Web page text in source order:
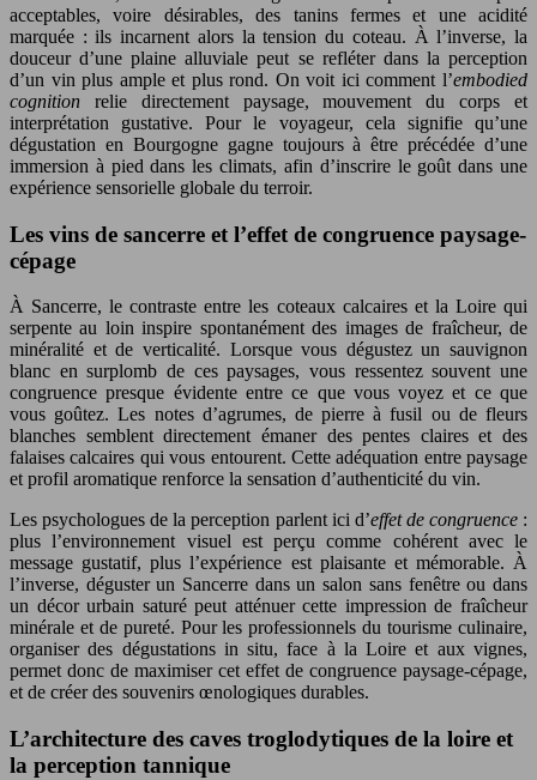
acceptables, voire désirables, des tanins fermes et une acidité
marquée : ils incarnent alors la tension du coteau. À l’inverse, la
douceur d’une plaine alluviale peut se refléter dans la perception
d’un vin plus ample et plus rond. On voit ici comment l’embodied
cognition relie directement paysage, mouvement du corps et
interprétation gustative. Pour le voyageur, cela signifie qu’une
dégustation en Bourgogne gagne toujours à être précédée d’une
immersion à pied dans les climats, afin d’inscrire le goût dans une
expérience sensorielle globale du terroir.
Les vins de sancerre et l’effet de congruence paysage-
cépage
À Sancerre, le contraste entre les coteaux calcaires et la Loire qui
serpente au loin inspire spontanément des images de fraîcheur, de
minéralité et de verticalité. Lorsque vous dégustez un sauvignon
blanc en surplomb de ces paysages, vous ressentez souvent une
congruence presque évidente entre ce que vous voyez et ce que
vous goûtez. Les notes d’agrumes, de pierre à fusil ou de fleurs
blanches semblent directement émaner des pentes claires et des
falaises calcaires qui vous entourent. Cette adéquation entre paysage
et profil aromatique renforce la sensation d’authenticité du vin.
Les psychologues de la perception parlent ici d’effet de congruence:
plus l’environnement visuel est perçu comme cohérent avec le
message gustatif, plus l’expérience est plaisante et mémorable. À
l’inverse, déguster un Sancerre dans un salon sans fenêtre ou dans
un décor urbain saturé peut atténuer cette impression de fraîcheur
minérale et de pureté. Pour les professionnels du tourisme culinaire,
organiser des dégustations in situ, face à la Loire et aux vignes,
permet donc de maximiser cet effet de congruence paysage-cépage,
et de créer des souvenirs œnologiques durables.
L’architecture des caves troglodytiques de la loire et
la perception tannique